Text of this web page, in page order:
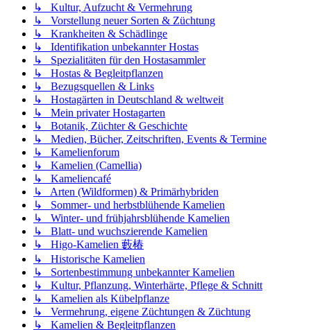
↳ Kultur, Aufzucht & Vermehrung
↳ Vorstellung neuer Sorten & Züchtung
↳ Krankheiten & Schädlinge
↳ Identifikation unbekannter Hostas
↳ Spezialitäten für den Hostasammler
↳ Hostas & Begleitpflanzen
↳ Bezugsquellen & Links
↳ Hostagärten in Deutschland & weltweit
↳ Mein privater Hostagarten
↳ Botanik, Züchter & Geschichte
↳ Medien, Bücher, Zeitschriften, Events & Termine
↳ Kamelienforum
↳ Kamelien (Camellia)
↳ Kameliencafé
↳ Arten (Wildformen) & Primärhybriden
↳ Sommer- und herbstblühende Kamelien
↳ Winter- und frühjahrsblühende Kamelien
↳ Blatt- und wuchszierende Kamelien
↳ Higo-Kamelien 藪椿
↳ Historische Kamelien
↳ Sortenbestimmung unbekannter Kamelien
↳ Kultur, Pflanzung, Winterhärte, Pflege & Schnitt
↳ Kamelien als Kübelpflanze
↳ Vermehrung, eigene Züchtungen & Züchtung
↳ Kamelien & Begleitpflanzen